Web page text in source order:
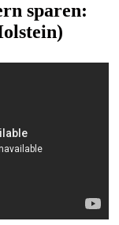
sparen: